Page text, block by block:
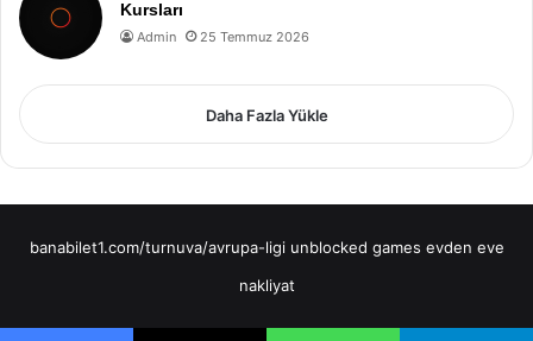
Kursları
Admin 25 Temmuz 2026
Daha Fazla Yükle
banabilet1.com/turnuva/avrupa-ligi unblocked games evden eve
nakliyat